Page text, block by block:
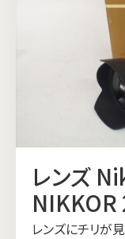
レンズ
レンズにチリが